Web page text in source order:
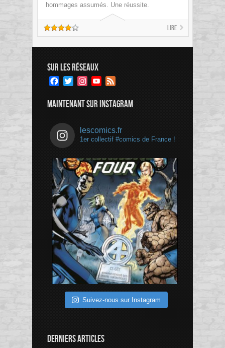
hommages assumés. Une réussite.
Lire
SUR LES RÉSEAUX
Facebook
TwitterInstagramYouTube
MAINTENANT SUR INSTAGRAM
lescomics.fr
1er collectif #comics de France !
Suivez-nous sur Instagram
DERNIERS ARTICLES